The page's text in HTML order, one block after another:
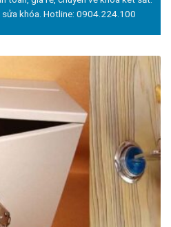
khóa. Hotline: 0904.224.100